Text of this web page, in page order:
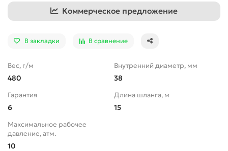
Коммерческое предложение
В закладки В сравнение
Вес, г/м
480
Внутренний диаметр, мм
38
Гарантия
6
Длина шланга, м
15
Максимальное рабочее
давление, атм.
10